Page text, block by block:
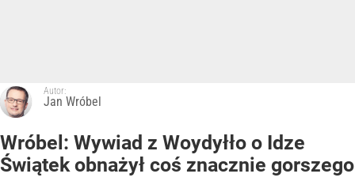
Autor:
Jan Wróbel
Wróbel: Wywiad z Woydyłło o Idze
Świątek obnażył coś znacznie gorszego